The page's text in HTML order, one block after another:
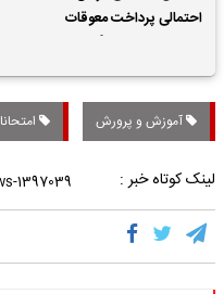
احتمالی پرداخت معوقات
آموزش و پرورش
لینک کوتاه خبر :